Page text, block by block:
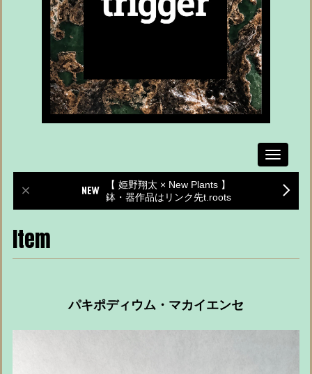
Toggle
【 姫野翔太 × New Plants 】
鉢・器作品はリンク先t.roots
Item
パキポディウム・マカイエンセ